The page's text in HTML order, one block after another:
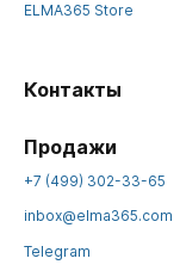
ELMA365 Store
Контакты
Продажи
+7 (499) 302-33-65
inbox@elma365.com
Telegram